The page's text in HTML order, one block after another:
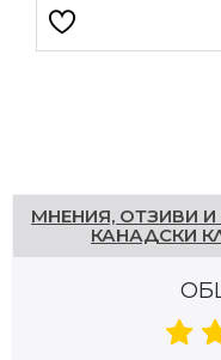
МНЕНИЯ, ОТЗИВИ
КАНАДСКИ